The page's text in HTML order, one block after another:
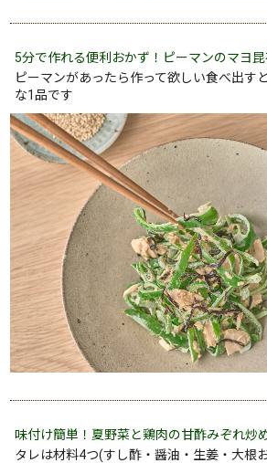
5分で作れる便利おかず！ピーマンのマヨ
ピーマンがあったら作って欲しい食べ出す
な1品です
味付け簡単！夏野菜と鶏肉の甘酢みぞれ炒
タレは材料4つ(すし酢・醤油・生姜・大根